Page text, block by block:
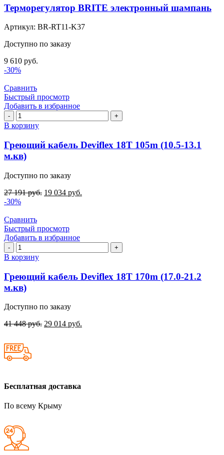
электронный
шампань
Терморегулятор BRITE электронный шампань
Артикул: BR-RT11-K37
Доступно по заказу
9 610 руб.
-30%
Сравнить
Быстрый просмотр
Добавить в избранное
Количество
товара
кабель
Deviflex
18T
(10.5-
м.кв)
В корзину
Греющий кабель Deviflex 18T 105m (10.5-13.1
м.кв)
Доступно по заказу
27 191руб. 19 034 руб.
-30%
Сравнить
Быстрый просмотр
Добавить в избранное
Количество
товара
Греющий
Deviflex
18T
(17.0-
м.кв)
В корзину
Греющий кабель Deviflex 18T 170m (17.0-21.2
м.кв)
Доступно по заказу
41 448руб. 29 014 руб.
Бесплатная доставка
По всему Крыму